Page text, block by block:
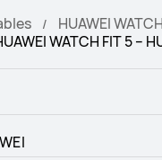
HUAWEI
WATCH FIT 5 –